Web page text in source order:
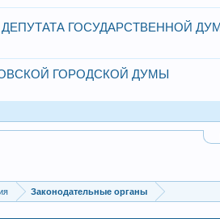
ГОСУДАРСТВЕННОЙ
ГОРОДСКОЙ ДУМЫ
Законодательные органы